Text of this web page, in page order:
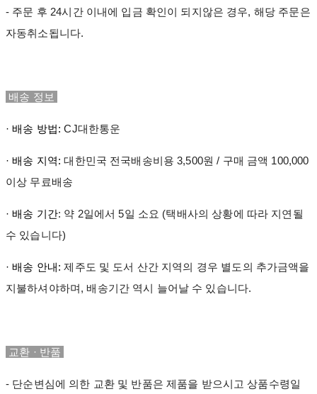
- 주문 후 24시간 이내에 입금 확인이 되지않은 경우, 해당 주문은
자동취소됩니다.
배송 정보
· 배송 방법:CJ대한통운
· 배송 지역: 대한민국 전국배송비용 3,500원 / 구매 금액 100,000
이상 무료배송
· 배송 기간: 약 2일에서 5일 소요 (택배사의 상황에 따라 지연될
수 있습니다)
· 배송 안내: 제주도 및 도서 산간 지역의 경우 별도의 추가금액을
지불하셔야하며, 배송기간 역시 늘어날 수 있습니다.
교환 · 반품
- 단순변심에 의한 교환 및 반품은 제품을 받으시고 상품수령일